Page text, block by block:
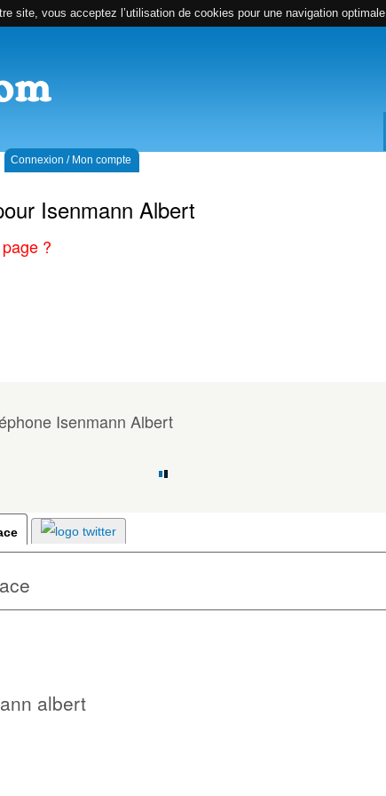
site, vous acceptez l’utilisation de cookies pour une navigation
Connexion / Mon compte
Isenmann Albert
?
Isenmann Albert
albert